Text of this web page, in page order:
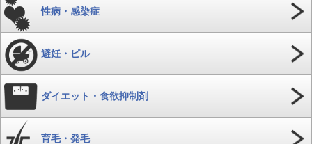
性病・感染症
避妊・ピル
ダイエット・食欲抑制剤
育毛・発毛